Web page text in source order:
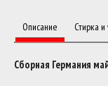
Описание Стирка
Сборная Германия